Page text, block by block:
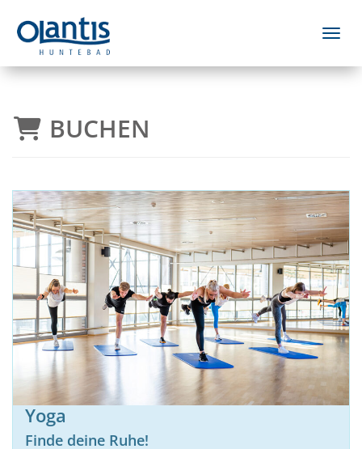
BUCHEN
Yoga
Finde deine Ruhe!